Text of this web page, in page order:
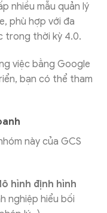
nhiều mẫu quản lý
phù hợp với đa
trong thời kỳ 4.0.
việc bằng Google
bạn có thể tham
này của GCS
hình định hình
nghiệp hiểu bối